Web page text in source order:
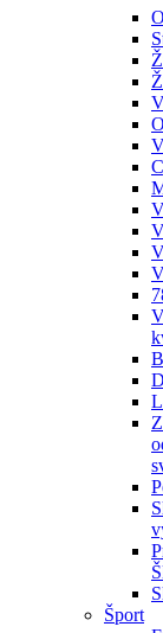
Šport